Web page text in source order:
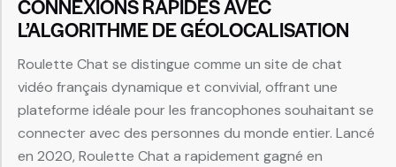
CONNEXIONS RAPIDES AVEC
L’ALGORITHME DE GÉOLOCALISATION
Roulette Chat se distingue comme un site de chat
vidéo français dynamique et convivial, offrant une
plateforme idéale pour les francophones souhaitant se
connecter avec des personnes du monde entier. Lancé
en 2020, Roulette Chat a rapidement gagné en